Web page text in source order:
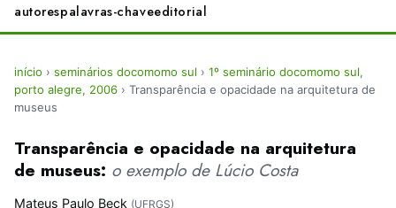
autorespalavras-chaveeditorial
início › seminários docomomo sul › 1º seminário docomomo sul,
porto alegre, 2006 › Transparência e opacidade na arquitetura de
museus
Transparência e opacidade na arquitetura
de museus: o exemplo de Lúcio Costa
Mateus Paulo Beck (UFRGS)